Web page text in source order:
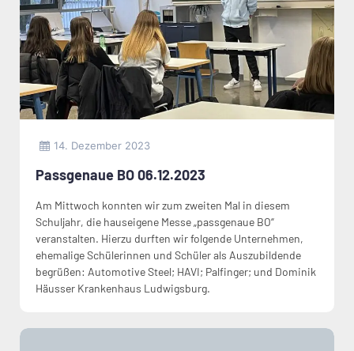
14. Dezember 2023
Passgenaue BO 06.12.2023
Am Mittwoch konnten wir zum zweiten Mal in diesem
Schuljahr, die hauseigene Messe „passgenaue BO“
veranstalten. Hierzu durften wir folgende Unternehmen,
ehemalige Schülerinnen und Schüler als Auszubildende
begrüßen: Automotive Steel; HAVI; Palfinger; und Dominik
Häusser Krankenhaus Ludwigsburg.